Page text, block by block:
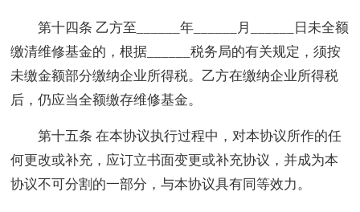
第十四条 乙方至______年______月______日未全额
缴清维修基金的，根据______税务局的有关规定，须按
未缴金额部分缴纳企业所得税。乙方在缴纳企业所得税
后，仍应当全额缴存维修基金。
第十五条 在本协议执行过程中，对本协议所作的任
何更改或补充，应订立书面变更或补充协议，并成为本
协议不可分割的一部分，与本协议具有同等效力。